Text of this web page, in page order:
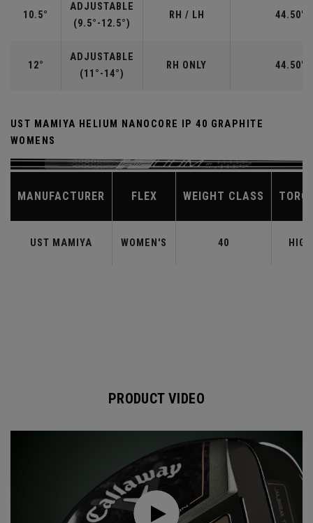
10.5°
ADJUSTABLE
(9.5°-12.5°)
RH / LH 44.50"
12°
ADJUSTABLE
(11°-14°)
RH ONLY 44.50"
UST MAMIYA HELIUM NANOCORE IP 40 GRAPHITE
WOMENS
MANUFACTURER FLEX WEIGHT CLASS
UST MAMIYA WOMEN'S 40 HIGH
PRODUCT VIDEO